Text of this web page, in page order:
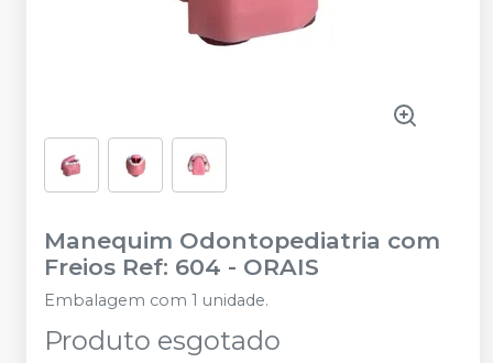
Manequim Odontopediatria com
Freios Ref: 604 - ORAIS
Embalagem com 1 unidade.
Produto esgotado